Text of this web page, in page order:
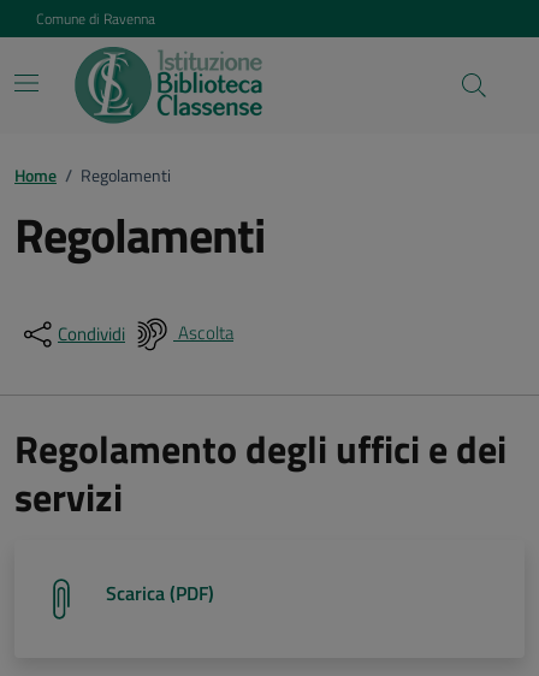
Vai ai contenuti
Vai al footer
Comune di Ravenna
Home / Regolamenti
Regolamenti
Condividi Ascolta
Regolamento degli uffici e dei
servizi
Scarica (PDF)